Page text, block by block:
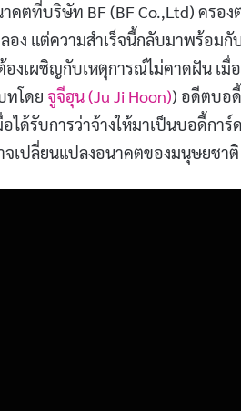
คตที่บริษัท BF (BF Co.,Ltd) ครอ
อง แต่ความสำเร็จนี้กลับมาพร้อม
งเผชิญกับเหตุการณ์ไม่คาดฝัน เ
ทโดย จูจีฮุน (Ju Ji Hoon)) อดีตบอ
อได้รับการว่าจ้างให้มาเป็นบอดี้ก
จเปลี่ยนแปลงอนาคตของมนุษยชาติ